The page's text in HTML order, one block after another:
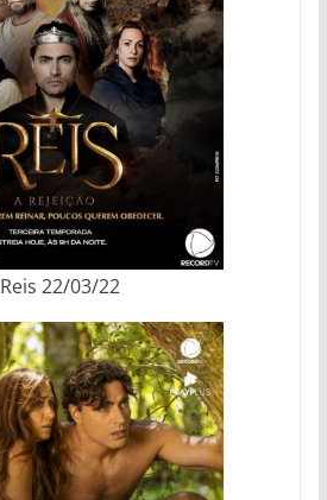
Reis 22/03/22